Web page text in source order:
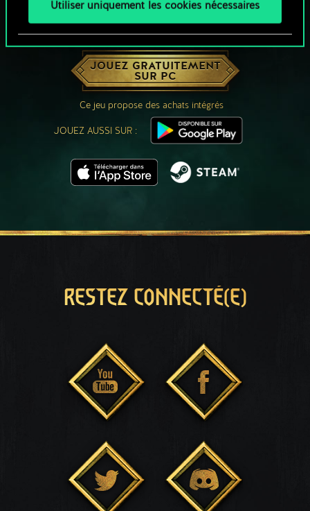
Utiliser uniquement les cookies nécessaires
UNE PETITE PARTIE DE GWENT ?
JOUEZ GRATUITEMENT
SUR PC
Ce jeu propose des achats intégrés
JOUEZ AUSSI SUR :
RESTEZ CONNECTÉ(E)